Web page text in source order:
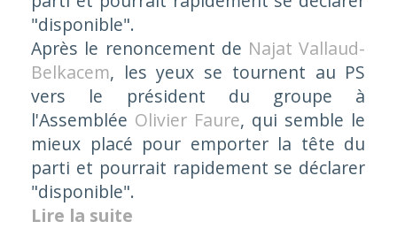
"disponible".
Après le renoncement de Najat Vallaud-
Belkacem, les yeux se tournent au PS
vers le président du groupe à
l'Assemblée Olivier Faure, qui semble le
mieux placé pour emporter la tête du
parti et pourrait rapidement se déclarer
"disponible".
Lire la suite